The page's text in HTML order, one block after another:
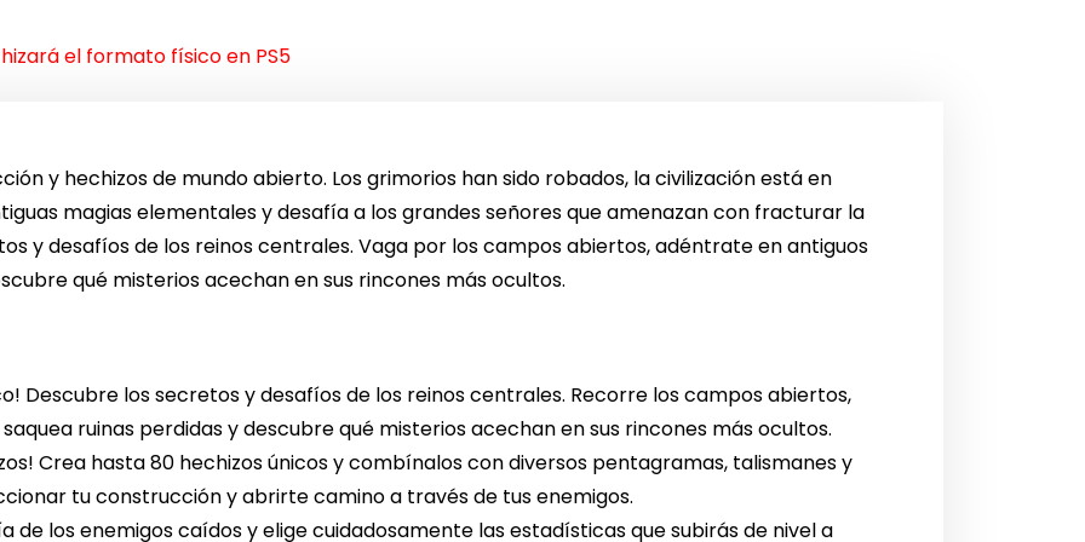
el formato físico en PS5
y hechizos de mundo abierto. Los grimorios han sido robados, la civilización está en
magias elementales y desafía a los grandes señores que amenazan con fracturar la
y desafíos de los reinos centrales. Vaga por los campos abiertos, adéntrate en antiguos
qué misterios acechan en sus rincones más ocultos.
Descubre los secretos y desafíos de los reinos centrales. Recorre los campos abiertos,
ruinas perdidas y descubre qué misterios acechan en sus rincones más ocultos.
Crea hasta 80 hechizos únicos y combínalos con diversos pentagramas, talismanes y
tu construcción y abrirte camino a través de tus enemigos.
de los enemigos caídos y elige cuidadosamente las estadísticas que subirás de nivel a